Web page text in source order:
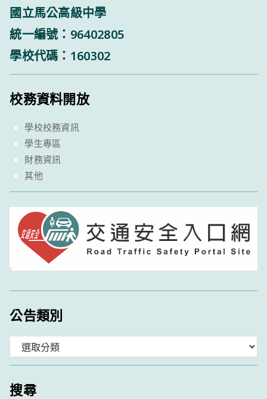
國立馬公高級中學
統一編號：96402805
學校代碼：160302
校務資料開放
學校校務資訊
學生專區
財務資訊
其他
公告類別
類
搜尋